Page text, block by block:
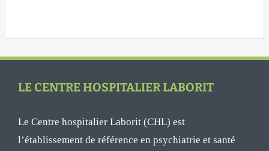
LE CENTRE HOSPITALIER LABORIT
Le Centre hospitalier Laborit (CHL) est
l’établissement de référence en psychiatrie et santé